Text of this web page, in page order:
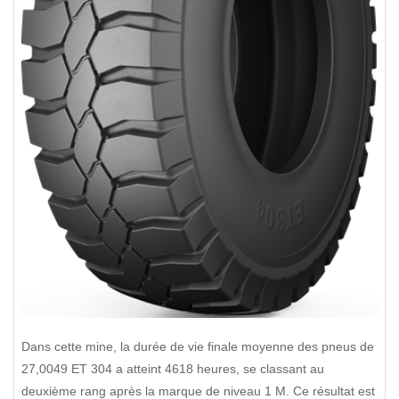
Dans cette mine, la durée de vie finale moyenne des pneus de
27,0049 ET 304 a atteint 4618 heures, se classant au
deuxième rang après la marque de niveau 1 M. Ce résultat est